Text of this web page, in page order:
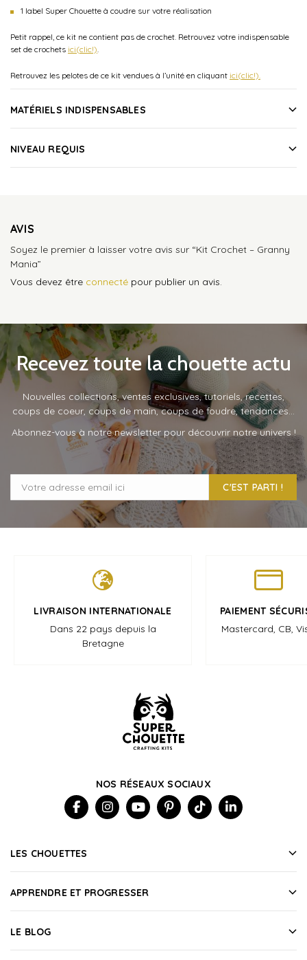
1 label Super Chouette à coudre sur votre réalisation
Petit rappel, ce kit ne contient pas de crochet. Retrouvez votre indispensable
set de crochets ici(clic!).
Retrouvez les pelotes de ce kit vendues à l’unité en cliquant ici(clic!).
MATÉRIELS INDISPENSABLES
NIVEAU REQUIS
AVIS
Soyez le premier à laisser votre avis sur “Kit Crochet – Granny
Mania”
Vous devez être connecté pour publier un avis.
Recevez toute la chouette actu
Nouvelles collections, ventes exclusives, tutoriels, recettes,
coups de coeur, coups de main, coups de foudre, tendances…
Abonnez-vous à notre newsletter pour découvrir notre univers !
C'EST PARTI !
LIVRAISON INTERNATIONALE
Dans 22 pays depuis la
Bretagne
PAIEMENT
Mastercard, CB,
NOS RÉSEAUX SOCIAUX
LES CHOUETTES
APPRENDRE ET PROGRESSER
LE BLOG